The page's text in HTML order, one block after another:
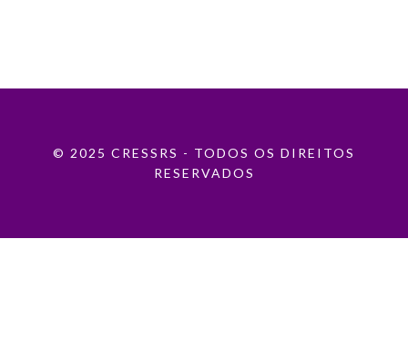
© 2025 CRESSRS - TODOS OS DIREITOS
RESERVADOS